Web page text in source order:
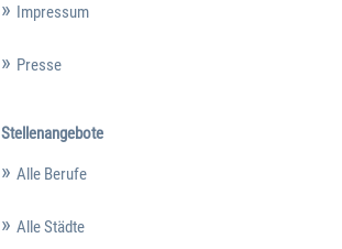
Impressum
Presse
Stellenangebote
Alle Berufe
Alle Städte